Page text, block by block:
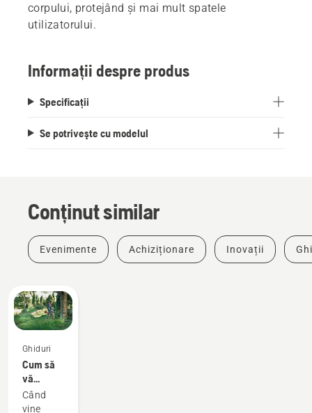
corpului, protejând și mai mult spatele
utilizatorului.
Informații despre produs
Specificații
Se potriveşte cu modelul
Conținut similar
Evenimente Achiziționare Inovații
Ghiduri
Cum să
vă
exploatați
la
Când
vine